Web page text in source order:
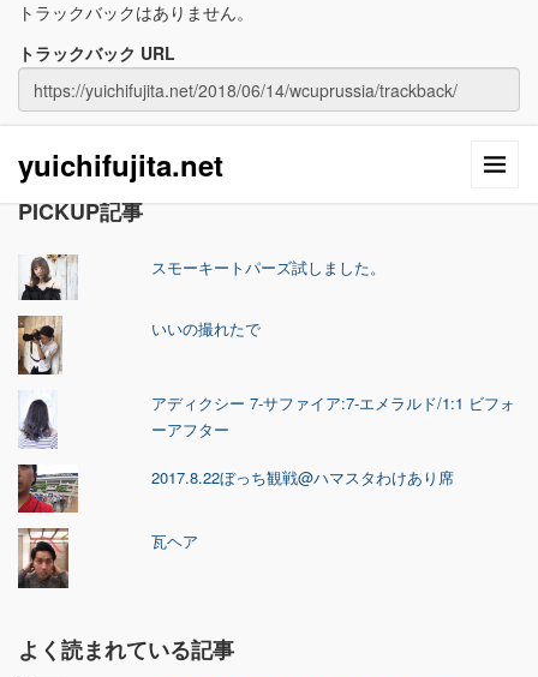
トラックバックはありません。
トラックバック URL
yuichifujita.net
PICKUP記事
スモーキートパーズ試しました。
いいの撮れたで
アディクシー 7-サファイア:7-エメラルド/1:1 ビフォ
ーアフター
2017.8.22ぼっち観戦@ハマスタわけあり席
瓦ヘア
よく読まれている記事